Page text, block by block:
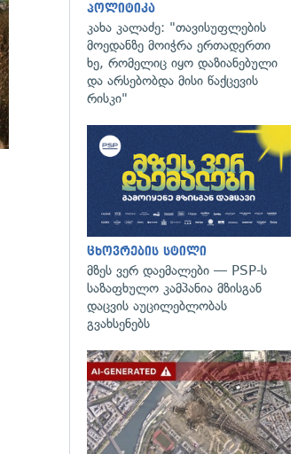
პოლიტიკა
კახა კალაძე: "თავისუფლების
მოედანზე მოიჭრა ერთადერთი
ხე, რომელიც იყო დაზიანებული
და არსებობდა მისი წაქცევის
რისკი"
ცხოვრების სტილი
მზეს ვერ დაემალები — PSP-ს
საზაფხულო კამპანია მზისგან
დაცვის აუცილებლობას
გვახსენებს